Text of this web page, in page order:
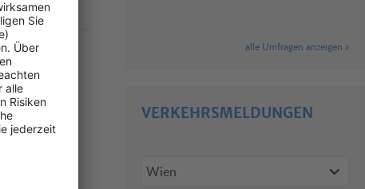
alle Umfragen anzeigen »
VERKEHRSMELDUNGEN